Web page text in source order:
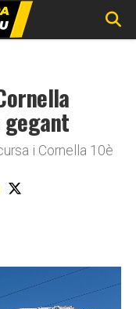
gegant
i Cornella 10è